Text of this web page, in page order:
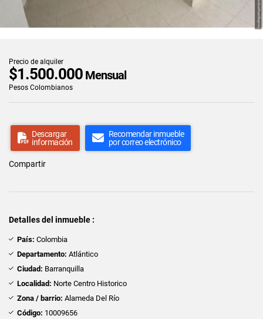
Precio de alquiler
$1.500.000 Mensual
Pesos Colombianos
Descargar
información
Recomendar inmueble
por correo electrónico
Compartir
Detalles del inmueble :
País: Colombia
Departamento: Atlántico
Ciudad: Barranquilla
Localidad: Norte Centro Historico
Zona / barrio: Alameda Del Río
Código: 10009656